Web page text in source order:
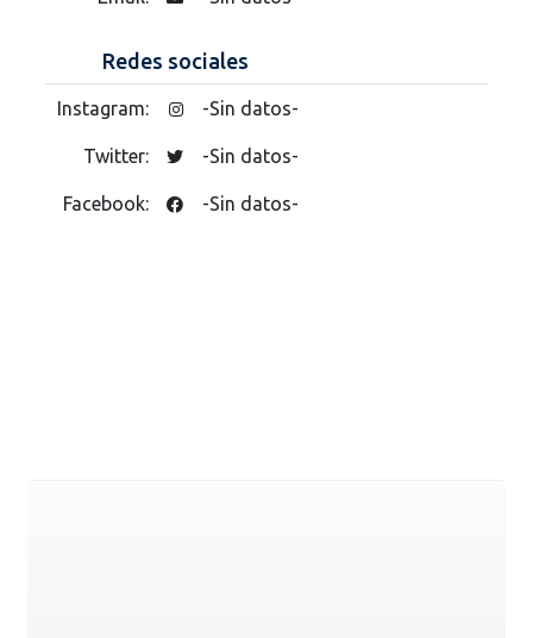
Redes sociales
Instagram: -Sin datos-
Twitter: -Sin datos-
Facebook: -Sin datos-